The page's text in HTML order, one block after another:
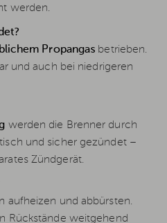
werden.
Propangas betrieben.
und auch bei niedrigeren
werden die Brenner durch
und sicher gezündet –
Zündgerät.
aufheizen und abbürsten.
Rückstände weitgehend